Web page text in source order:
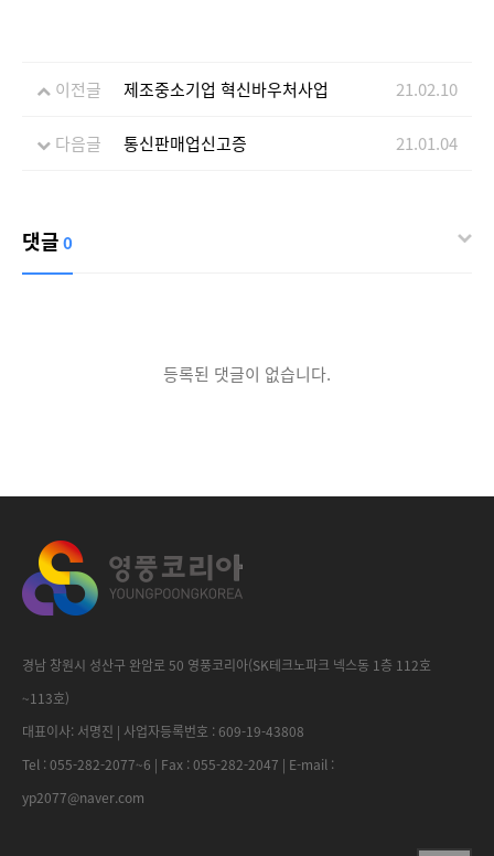
이전글 제조중소기업 혁신바우처사업 21.02.10
다음글 통신판매업신고증 21.01.04
댓글0
등록된 댓글이 없습니다.
경남 창원시 성산구 완암로 50 영풍코리아(SK테크노파크 넥스동 1층 112호
~113호)
대표이사: 서명진 | 사업자등록번호 : 609-19-43808
Tel : 055-282-2077~6 | Fax : 055-282-2047 | E-mail :
yp2077@naver.com